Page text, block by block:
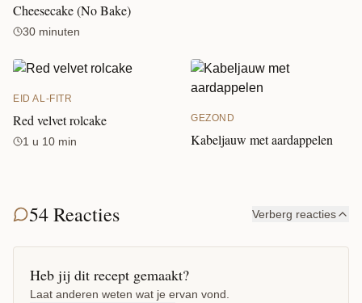
Cheesecake (No Bake)
30 minuten
EID AL-FITR
Red velvet rolcake
1 u 10 min
GEZOND
Kabeljauw met aardappelen
54 Reacties Verberg reacties
Heb jij dit recept gemaakt?
Laat anderen weten wat je ervan vond.